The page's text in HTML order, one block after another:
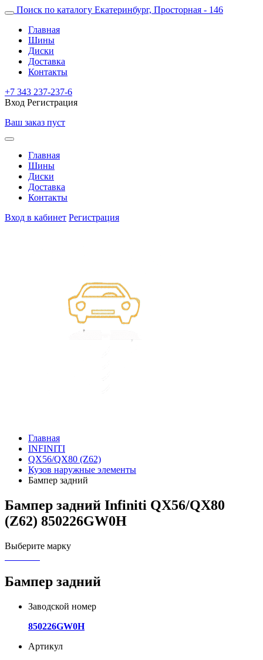
Поиск по каталогу Екатеринбург, Просторная - 146
Главная
Шины
Диски
Доставка
Контакты
+7 343 237-237-6
Вход Регистрация
Ваш заказ пуст
Главная
Шины
Диски
Доставка
Контакты
Вход в кабинет Регистрация
Главная
INFINITI
QX56/QX80 (Z62)
Кузов наружные элементы
Бампер задний
Бампер задний Infiniti QX56/QX80
(Z62) 850226GW0H
Выберите марку
Бампер задний
Заводской номер
850226GW0H
Артикул